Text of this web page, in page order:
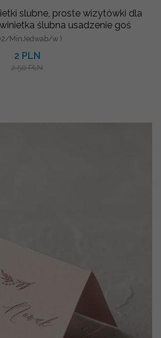
slubne, proste wizytówki dla
ślubna usadzenie goś
MinJedwab/w )
2 PLN
2.50 PLN